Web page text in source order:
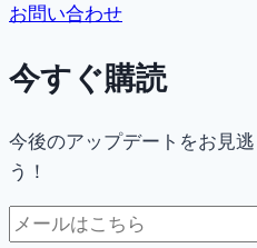
お問い合わせ
今すぐ購読
今後のアップデートをお見
う！